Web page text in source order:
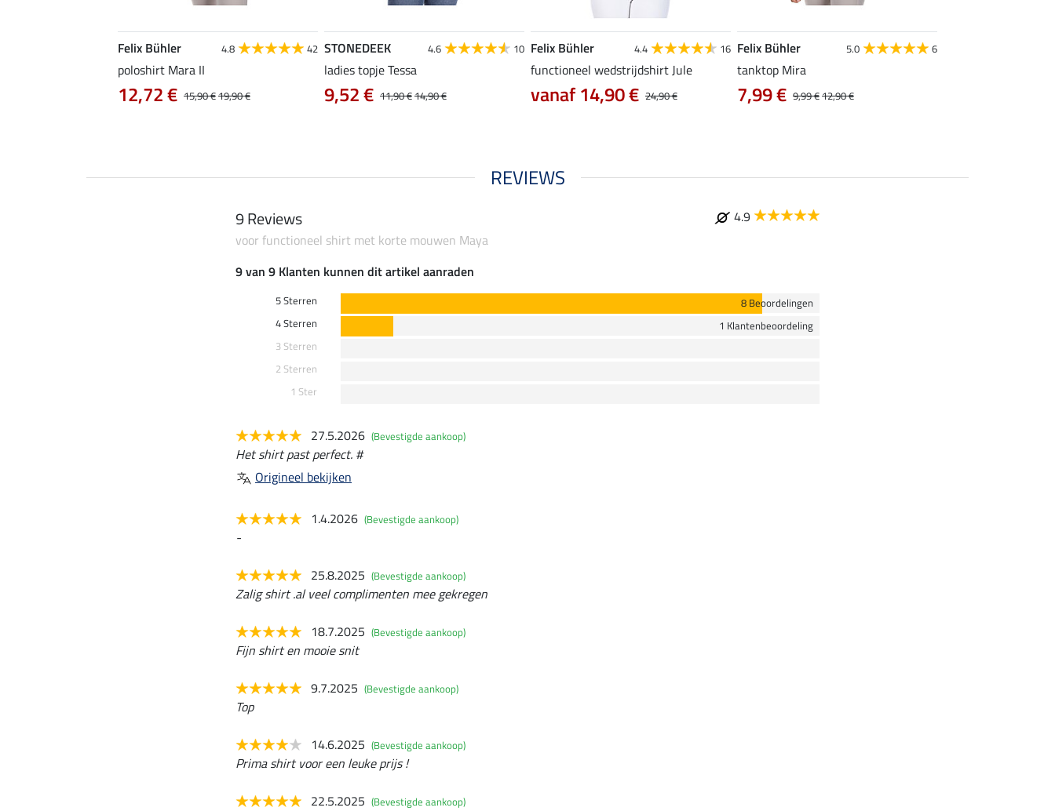
Felix Bühler 4.8 42
poloshirt Mara II
15,90 €19,90 €
12,72 €
STONEDEEK 4.6 10
ladies topje Tessa
11,90 €14,90 €
9,52 €
Felix Bühler 4.4 16
functioneel wedstrijdshirt Jule
24,90 €
vanaf 14,90 €
Felix Bühler 5.0 6
tanktop Mira
9,99 €12,90 €
7,99 €
REVIEWS
9 Reviews
4.9
voor functioneel shirt met korte mouwen Maya
9 van 9 Klanten kunnen dit artikel aanraden
5 Sterren
8 Beoordelingen
4 Sterren
1 Klantenbeoordeling
3 Sterren
2 Sterren
1 Ster
27.5.2026 (Bevestigde aankoop)
Het shirt past perfect. #
Origineel bekijken
1.4.2026 (Bevestigde aankoop)
-
25.8.2025 (Bevestigde aankoop)
Zalig shirt .al veel complimenten mee gekregen
18.7.2025 (Bevestigde aankoop)
Fijn shirt en mooie snit
9.7.2025 (Bevestigde aankoop)
Top
14.6.2025 (Bevestigde aankoop)
Prima shirt voor een leuke prijs !
22.5.2025 (Bevestigde aankoop)